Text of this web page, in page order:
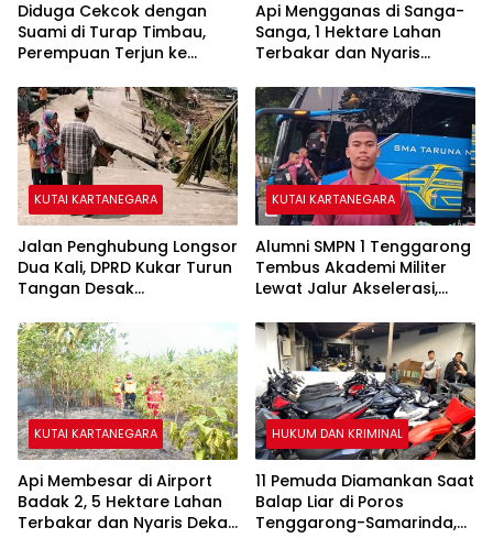
Diduga Cekcok dengan
Suami di Turap Timbau,
Perempuan Terjun ke
Api Mengganas di Sanga-
Sanga, 1 Hektare Lahan
Terbakar dan Nyaris
KUTAI KARTANEGARA
Jalan Penghubung Longsor
Dua Kali, DPRD Kukar Turun
Tangan Desak
KUTAI KARTANEGARA
Alumni SMPN 1 Tenggarong
Tembus Akademi Militer
Lewat Jalur Akselerasi,
KUTAI KARTANEGARA
Api Membesar di Airport
Badak 2, 5 Hektare Lahan
Terbakar dan Nyaris Dekati
HUKUM DAN KRIMINAL
11 Pemuda Diamankan Saat
Balap Liar di Poros
Tenggarong-Samarinda,